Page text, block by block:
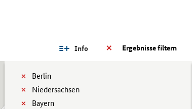
Ergebnisse filtern
Info
Berlin
Niedersachsen
Bayern